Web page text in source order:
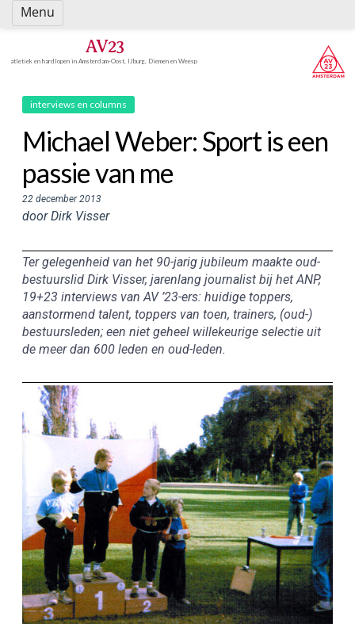
Spring
naar
AV23
atletiek en hardlopen in Amsterdam-Oost, IJburg, Diemen en Weesp
interviews en columns
Michael Weber: Sport is een
passie van me
22 december 2013
door Dirk Visser
Ter gelegenheid van het 90-jarig jubileum maakte oud-
bestuurslid Dirk Visser, jarenlang journalist bij het ANP,
19+23 interviews van AV ’23-ers: huidige toppers,
aanstormend talent, toppers van toen, trainers, (oud-)
bestuursleden; een niet geheel willekeurige selectie uit
de meer dan 600 leden en oud-leden.
Menu